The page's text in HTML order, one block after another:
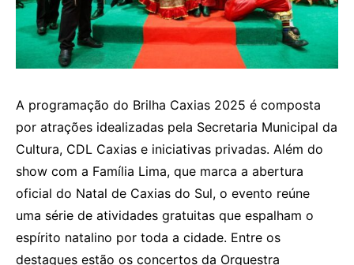
A programação do Brilha Caxias 2025 é composta
por atrações idealizadas pela Secretaria Municipal da
Cultura, CDL Caxias e iniciativas privadas. Além do
show com a Família Lima, que marca a abertura
oficial do Natal de Caxias do Sul, o evento reúne
uma série de atividades gratuitas que espalham o
espírito natalino por toda a cidade. Entre os
destaques estão os concertos da Orquestra